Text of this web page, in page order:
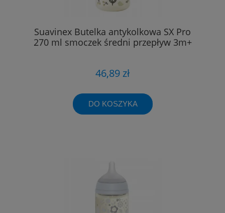
Suavinex Butelka antykolkowa SX Pro
270 ml smoczek średni przepływ 3m+
46,89 zł
DO KOSZYKA